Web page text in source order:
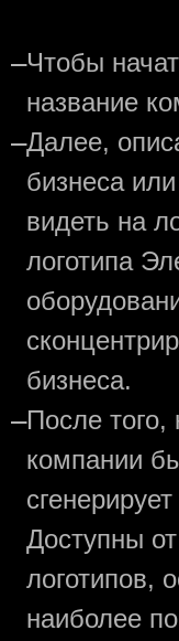
—Чтобы
название
—Далее,
бизнеса
видеть на
логотипа
бизнеса.
—После того,
компании
Доступны
логотипов,
наиболее